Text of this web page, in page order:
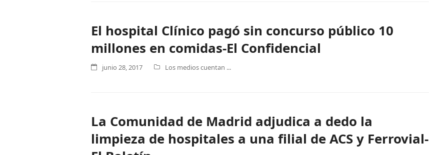
El hospital Clínico pagó sin concurso público 10
millones en comidas-El Confidencial
junio 28, 2017 Los medios cuentan ...
La Comunidad de Madrid adjudica a dedo la
limpieza de hospitales a una filial de ACS y Ferrovial-